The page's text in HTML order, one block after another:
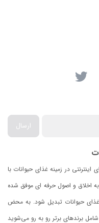
ارسال
در زمینه غذای حیوانات با
اخلاق و اصول حرفه ای موفق شده
غذای حیوانات تبدیل شود. به محض
برندهای برتر رو به رو می‌شوید